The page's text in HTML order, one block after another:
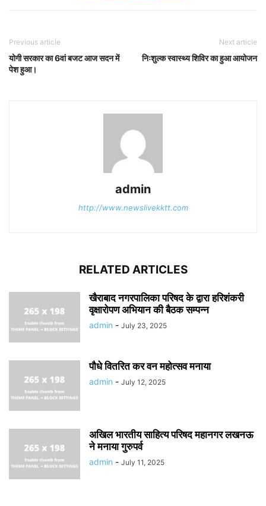
Previous article
योगी सरकार का 6वां बजट आज सदन में
पेश हुआ।
Next article
निःशुल्क स्वास्थ्य शिविर का हुआ आयोजन
admin
http://www.newslivekktt.com
RELATED ARTICLES
खैराबाद नगरपालिका परिषद के द्वारा हरिशंकरी
वृक्षारोपण अभियान की बैठक सम्पन्न
admin - July 23, 2025
पौधे वितरित कर वन महोत्सव मनाया
admin - July 12, 2025
अखिल भारतीय साहित्य परिषद महानगर लखनऊ
ने मनाया गुरुपर्व
admin - July 11, 2025